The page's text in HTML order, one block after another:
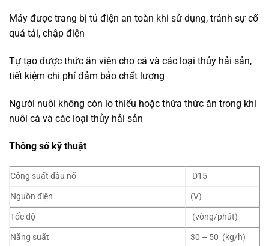
Máy được trang bị tủ điện an toàn khi sử dụng, tránh sự cố
quá tải, chập điện
Tự tạo được thức ăn viên cho cá và các loại thủy hải sản,
tiết kiệm chi phí đảm bảo chất lượng
Người nuôi không còn lo thiếu hoặc thừa thức ăn trong khi
nuôi cá và các loại thủy hải sản
Thông số kỹ thuật
Công suất đầu nổ
D15
Nguồn điện
(V)
Tốc độ
(vòng/phút)
Năng suất
30 – 50 (kg/h)